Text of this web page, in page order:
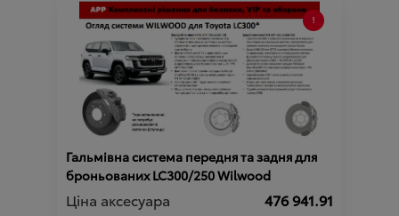
Гальмівна система передня та задня для
броньованих LC300/250 Wilwood
Ціна аксесуара 476 941.91